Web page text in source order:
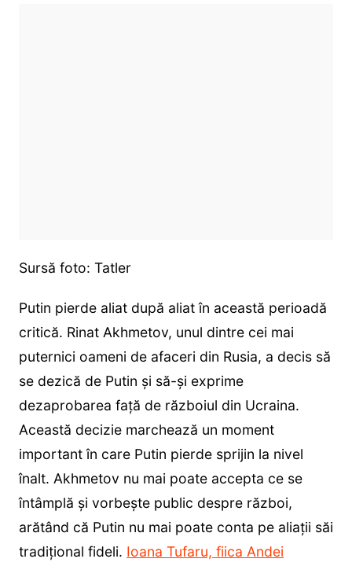
Sursă foto: Tatler
Putin pierde aliat după aliat în această perioadă
critică. Rinat Akhmetov, unul dintre cei mai
puternici oameni de afaceri din Rusia, a decis să
se dezică de Putin și să-și exprime
dezaprobarea față de războiul din Ucraina.
Această decizie marchează un moment
important în care Putin pierde sprijin la nivel
înalt. Akhmetov nu mai poate accepta ce se
întâmplă și vorbește public despre război,
arătând că Putin nu mai poate conta pe aliații săi
tradițional fideli. Ioana Tufaru, fiica Andei